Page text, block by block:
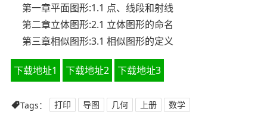
第一章平面图形:1.1 点、线段和射线
第二章立体图形:2.1 立体图形的命名
第三章相似图形:3.1 相似图形的定义
下载地址1 下载地址2 下载地址3
Tags： 打印 导图 几何 上册 数学